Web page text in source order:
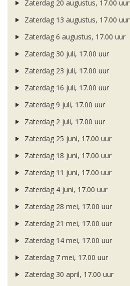
Zaterdag 20 augustus, 17.00 uur
Zaterdag 13 augustus, 17.00 uur
Zaterdag 6 augustus, 17.00 uur
Zaterdag 30 juli, 17.00 uur
Zaterdag 23 juli, 17.00 uur
Zaterdag 16 juli, 17.00 uur
Zaterdag 9 juli, 17.00 uur
Zaterdag 2 juli, 17.00 uur
Zaterdag 25 juni, 17.00 uur
Zaterdag 18 juni, 17.00 uur
Zaterdag 11 juni, 17.00 uur
Zaterdag 4 juni, 17.00 uur
Zaterdag 28 mei, 17.00 uur
Zaterdag 21 mei, 17.00 uur
Zaterdag 14 mei, 17.00 uur
Zaterdag 7 mei, 17.00 uur
Zaterdag 30 april, 17.00 uur